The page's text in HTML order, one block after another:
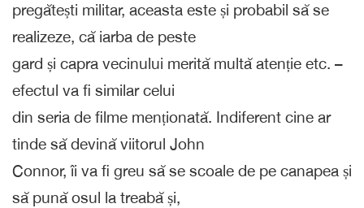
pregătești militar, aceasta este și probabil să se
realizeze, că iarba de peste
gard și capra vecinului merită multă atenție etc. –
efectul va fi similar celui
din seria de filme menționată. Indiferent cine ar
tinde să devină viitorul John
Connor, îi va fi greu să se scoale de pe canapea și
să pună osul la treabă și,